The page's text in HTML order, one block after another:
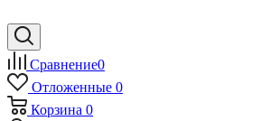
Сравнение0
Отложенные 0
Корзина 0